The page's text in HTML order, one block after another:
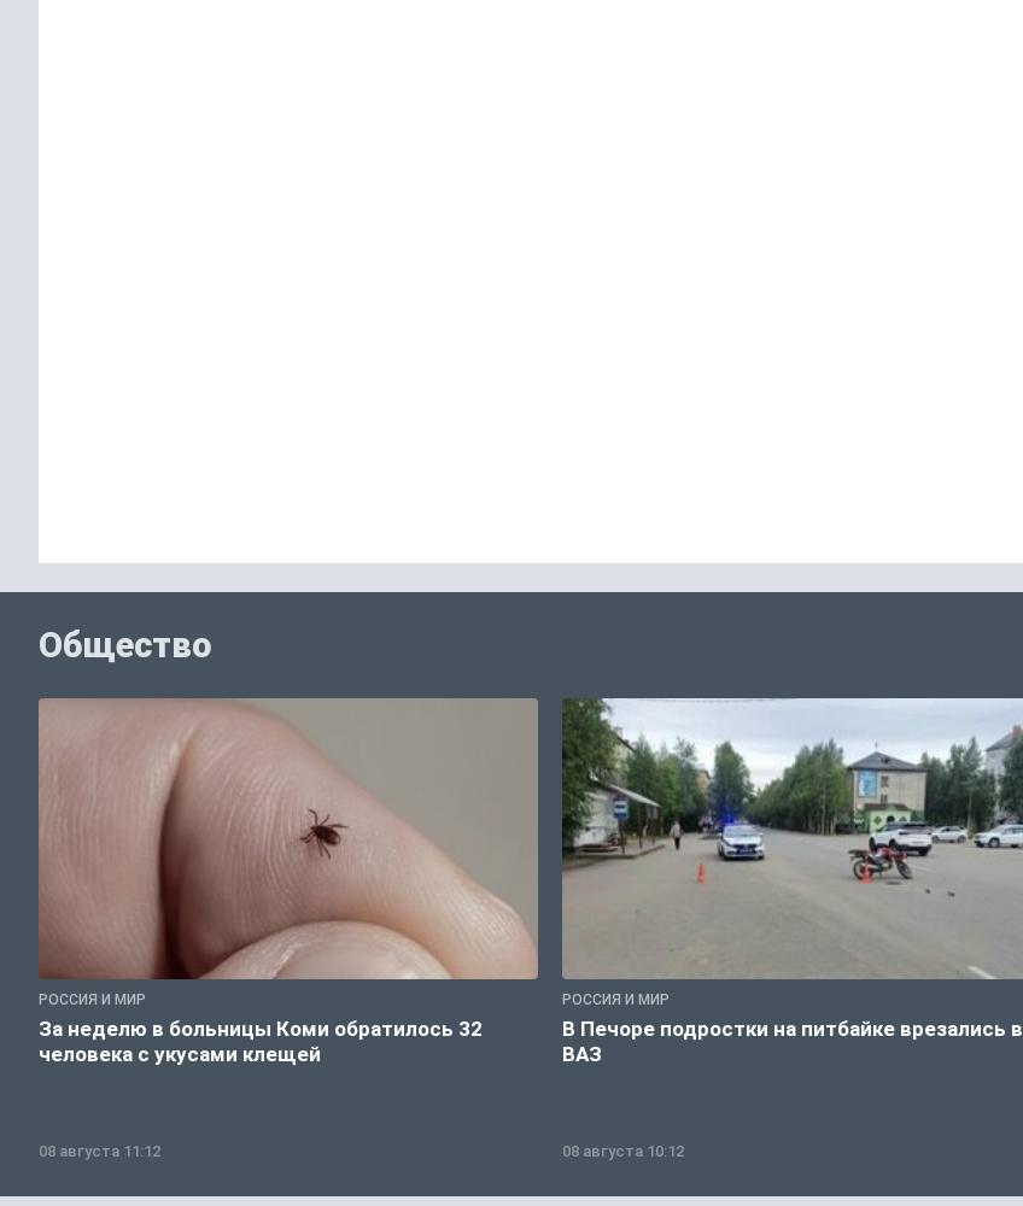
Общество
РОССИЯ И МИР
За неделю в больницы Коми обратилось 32
человека с укусами клещей
08 августа 11:12
РОССИЯ И МИР
В Печоре подростки на питбайке врезались в
ВАЗ
08 августа 10:12